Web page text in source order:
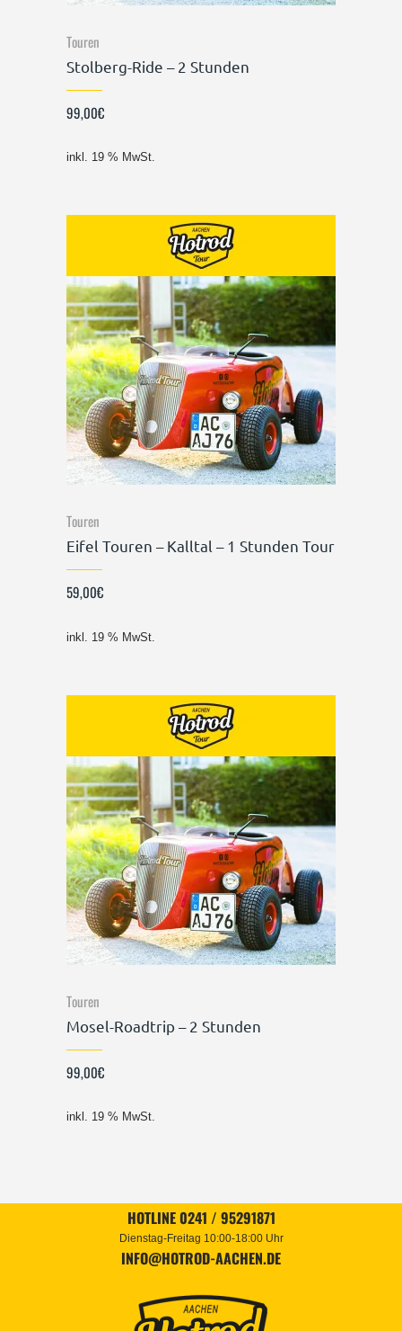
Touren
Stolberg-Ride – 2 Stunden
99,00€
inkl. 19 % MwSt.
Touren
Eifel Touren – Kalltal – 1 Stunden Tour
59,00€
inkl. 19 % MwSt.
Touren
Mosel-Roadtrip – 2 Stunden
99,00€
inkl. 19 % MwSt.
HOTLINE 0241 / 95291871
Dienstag-Freitag 10:00-18:00 Uhr
INFO@HOTROD-AACHEN.DE